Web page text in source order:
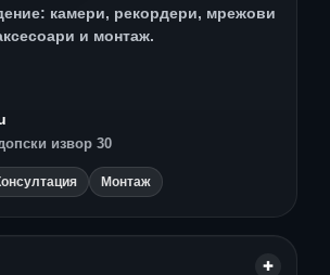
камери, рекордери, мрежови
и монтаж.
извор 30
Монтаж